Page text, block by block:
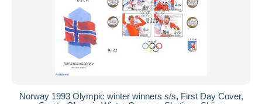
Norway 1993 Olympic winter winners s/s, First Day Cover,